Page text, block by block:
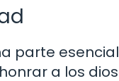
parte
a los